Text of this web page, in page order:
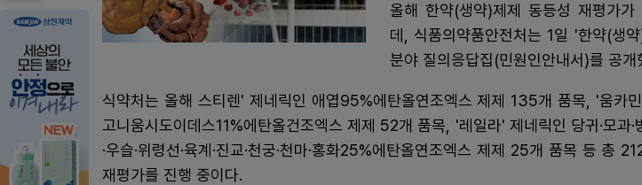
올해 한약(생약)제제 동등성 재평가
데, 식품의약품안전처는 1일 '한약(생
분야 질의응답집(민원인안내서)를 공개
식약처는 올해 스티렌' 제네릭인 애엽95%에탄올연조엑스 제제 135개 품목, '움카
고니움시도이데스11%에탄올건조엑스 제제 52개 품목, '레일라' 제네릭인 당귀·모과·
·우슬·위령선·육계·진교·천궁·천마·홍화25%에탄올연조엑스 제제 25개 품목 등 총
재평가를 진행 중이다.